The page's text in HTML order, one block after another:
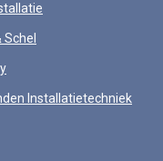
Schel
Installatietechniek